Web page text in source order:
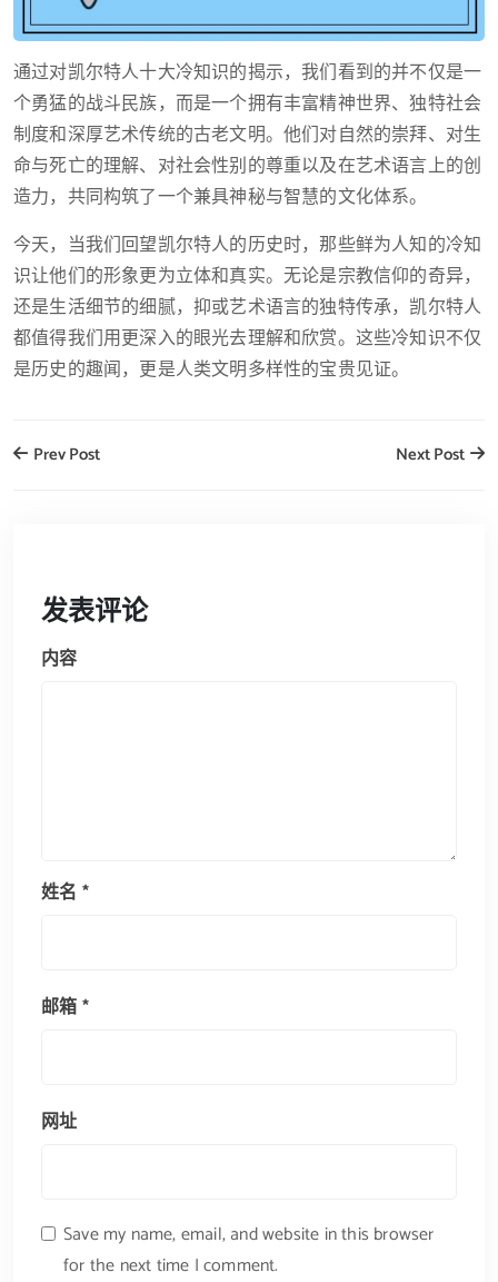
通过对凯尔特人十大冷知识的揭示，我们看到的并不仅是一
个勇猛的战斗民族，而是一个拥有丰富精神世界、独特社会
制度和深厚艺术传统的古老文明。他们对自然的崇拜、对生
命与死亡的理解、对社会性别的尊重以及在艺术语言上的创
造力，共同构筑了一个兼具神秘与智慧的文化体系。
今天，当我们回望凯尔特人的历史时，那些鲜为人知的冷知
识让他们的形象更为立体和真实。无论是宗教信仰的奇异，
还是生活细节的细腻，抑或艺术语言的独特传承，凯尔特人
都值得我们用更深入的眼光去理解和欣赏。这些冷知识不仅
是历史的趣闻，更是人类文明多样性的宝贵见证。
Prev Post Next Post
发表评论
内容
姓名 *
邮箱*
网址
Save my name, email, and website in this browser
for the next time I comment.